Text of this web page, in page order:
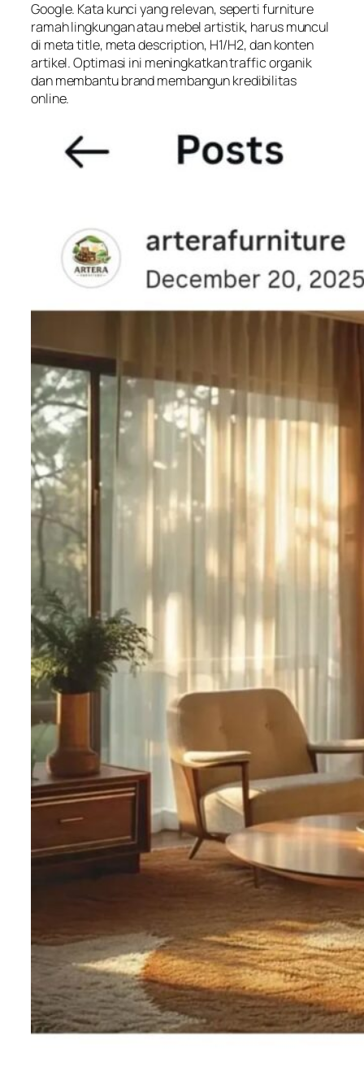
Google. Kata kunci yang relevan, sepertifurniture
ramah lingkunganataumebel artistik, harus muncul
di meta title, meta description, H1/H2, dan konten
artikel. Optimasi ini meningkatkan traffic organik
dan membantu brand membangun kredibilitas
online.